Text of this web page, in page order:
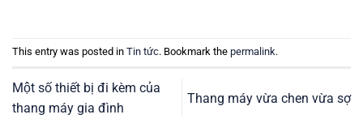
This entry was posted in Tin tức. Bookmark the permalink.
Một số thiết bị đi kèm của
thang máy gia đình
Thang máy vừa chen vừa sợ